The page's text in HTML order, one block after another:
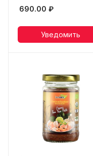
690.00 ₽
Уведомить